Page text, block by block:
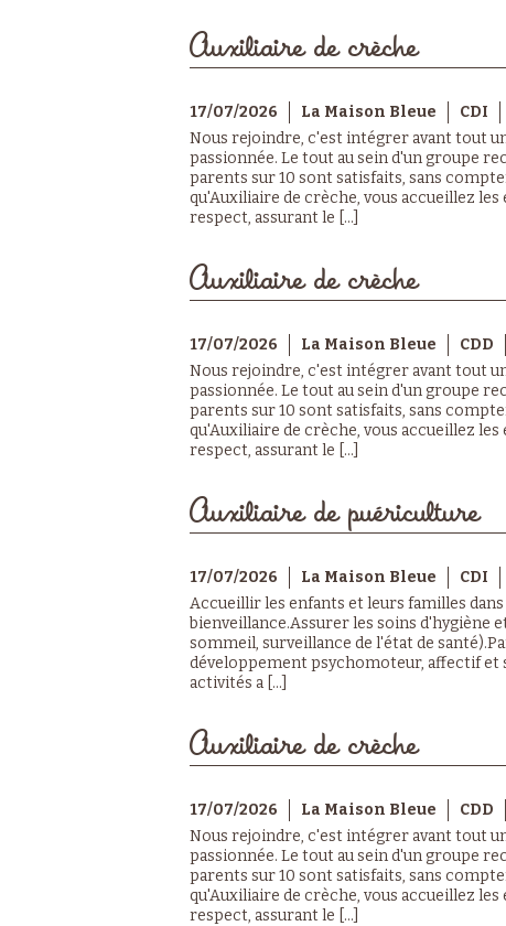
Auxiliaire de crèche
17/07/2026 La Maison Bleue CDI
Nous rejoindre, c'est intégrer avant tout
passionnée. Le tout au sein d'un groupe
parents sur 10 sont satisfaits, sans
qu'Auxiliaire de crèche, vous accueillez
respect, assurant le [...]
Auxiliaire de crèche
17/07/2026 La Maison Bleue CDD
Nous rejoindre, c'est intégrer avant tout
passionnée. Le tout au sein d'un groupe
parents sur 10 sont satisfaits, sans
qu'Auxiliaire de crèche, vous accueillez
respect, assurant le [...]
Auxiliaire de puériculture
17/07/2026 La Maison Bleue CDI
Accueillir les enfants et leurs familles
bienveillance.Assurer les soins d'hygiène
sommeil, surveillance de l'état de
développement psychomoteur, affectif et
activités a [...]
Auxiliaire de crèche
17/07/2026 La Maison Bleue CDD
Nous rejoindre, c'est intégrer avant tout
passionnée. Le tout au sein d'un groupe
parents sur 10 sont satisfaits, sans
qu'Auxiliaire de crèche, vous accueillez
respect, assurant le [...]